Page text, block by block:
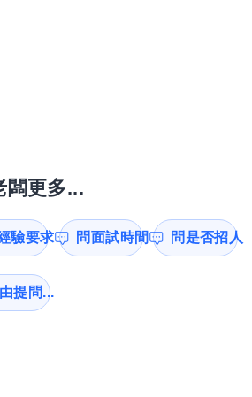
闆更多...
驗要求 問面試時間 問是否招人
提問...